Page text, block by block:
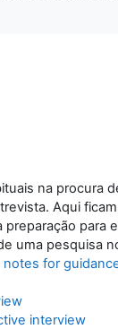
na procura
Aqui
preparação para
uma pesquisa
notes for
interview